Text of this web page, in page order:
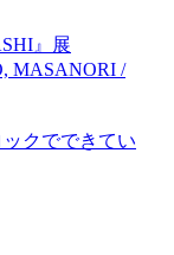
』展
MASANORI /
クでできてい